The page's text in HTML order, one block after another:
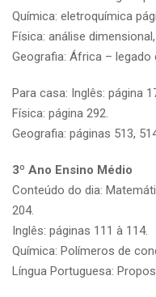
Química: eletroquímica
Física: análise
Geografia: África – legado
Para casa: Inglês: página
Física: página 292.
Geografia: páginas 513,
3º Ano Ensino Médio
Conteúdo do dia:
204.
Inglês: páginas 111 à 114.
Química: Polímeros de
Língua Portuguesa: